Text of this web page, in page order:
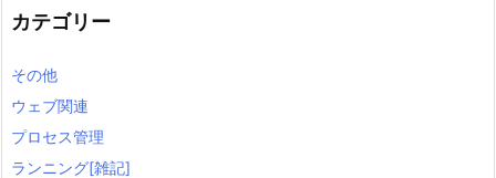
カテゴリー
その他
ウェブ関連
プロセス管理
ランニング[雑記]